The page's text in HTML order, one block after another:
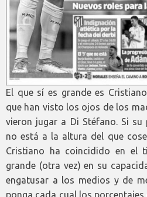
El que sí es grande es
que han visto los ojos de los
vieron jugar a Di Stéfano. Si su
no está a la altura del que
Cristiano ha coincidido en el
grande (otra vez) en su
engatusar a los medios y de
ponga cada cual los